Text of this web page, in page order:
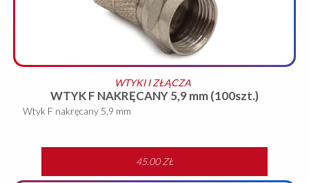
WTYKI I ZŁĄCZA
WTYK F NAKRĘCANY 5,9 mm (100szt.)
Wtyk F nakręcany 5,9 mm
45.00 ZŁ